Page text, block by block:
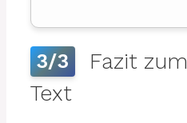
3/3
Fazit zum
Text